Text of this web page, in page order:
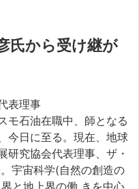
氏から受け継が
表理事
モ石油在職中、師となる
今日に至る。現在、地球
研究協会代表理事、ザ・
宇宙科学(自然の創造の
と地上界の働 きを中心